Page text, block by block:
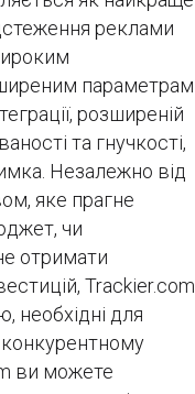
реклами
параметрам
розширеній
та гнучкості,
Незалежно від
яке прагне
чи
отримати
Trackier.com
необхідні для
конкурентному
ви можете